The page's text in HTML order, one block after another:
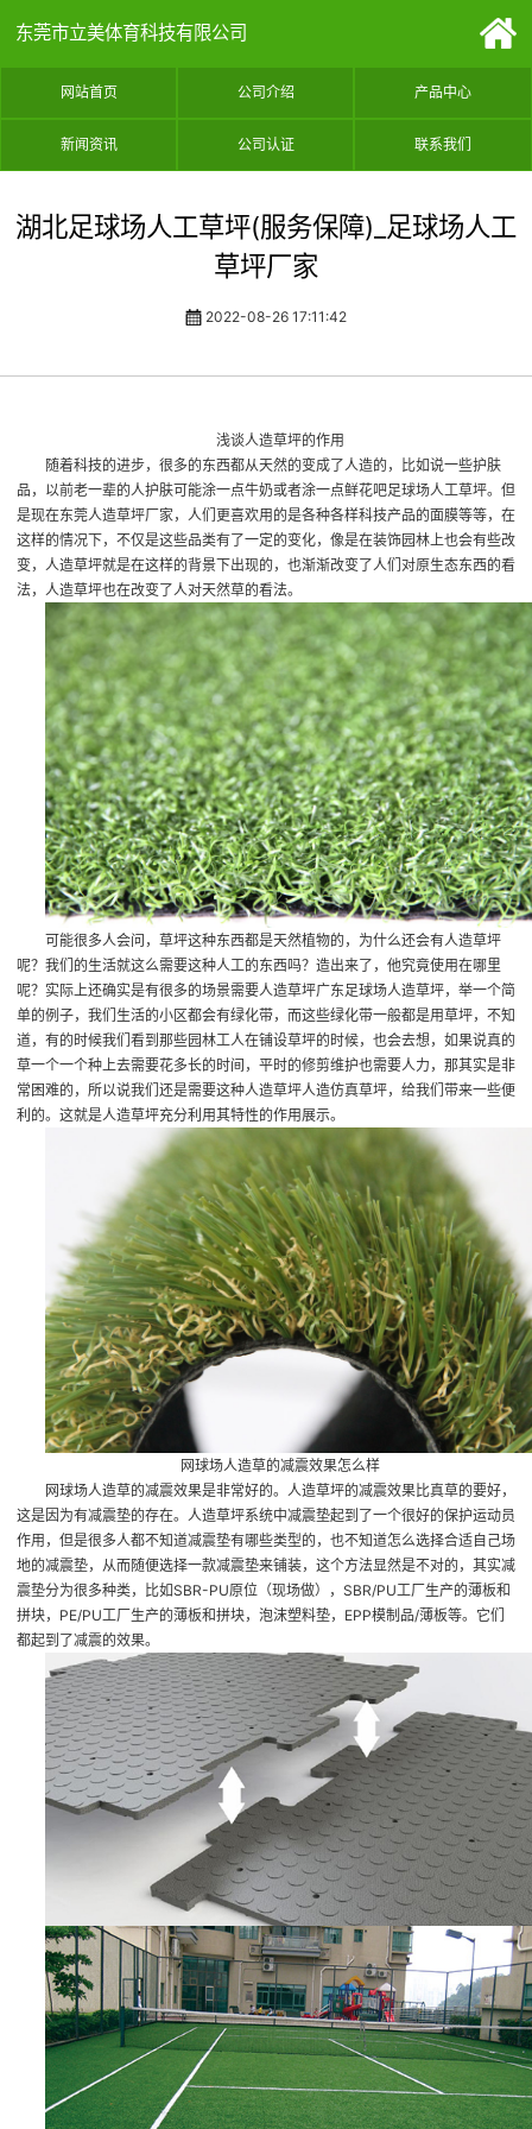
东莞市立美体育科技有限公司
网站首页 公司介绍 产品中心
新闻资讯 公司认证 联系我们
湖北足球场人工草坪(服务保障)_足球场人工
草坪厂家
2022-08-26 17:11:42
浅谈人造草坪的作用
随着科技的进步，很多的东西都从天然的变成了人造的，比如说一些护肤
品，以前老一辈的人护肤可能涂一点牛奶或者涂一点鲜花吧足球场人工草坪。但
是现在东莞人造草坪厂家 ，人们更喜欢用的是各种各样科技产品的面膜等等，在
这样的情况下，不仅是这些品类有了一定的变化，像是在装饰园林上也会有些改
变，人造草坪就是在这样的背景下出现的，也渐渐改变了人们对原生态东西的看
法，人造草坪也在改变了人对天然草的看法。
可能很多人会问，草坪这种东西都是天然植物的，为什么还会有人造草坪
呢？我们的生活就这么需要这种人工的东西吗？造出来了，他究竟使用在哪里
呢？实际上还确实是有很多的场景需要人造草坪广东足球场人造草坪，举一个简
单的例子，我们生活的小区都会有绿化带，而这些绿化带一般都是用草坪，不知
道，有的时候我们看到那些园林工人在铺设草坪的时候，也会去想，如果说真的
草一个一个种上去需要花多长的时间，平时的修剪维护也需要人力，那其实是非
常困难的，所以说我们还是需要这种人造草坪人造仿真草坪，给我们带来一些便
利的。这就是人造草坪充分利用其特性的作用展示。
网球场人造草的减震效果怎么样
网球场人造草的减震效果是非常好的。人造草坪的减震效果比真草的要好，
这是因为有减震垫的存在。人造草坪系统中减震垫起到了一个很好的保护运动员
作用，但是很多人都不知道减震垫有哪些类型的，也不知道怎么选择合适自己场
地的减震垫，从而随便选择一款减震垫来铺装，这个方法显然是不对的，其实减
震垫分为很多种类，比如SBR-PU原位（现场做），SBR/PU工厂生产的薄板和
拼块，PE/PU工厂生产的薄板和拼块，泡沫塑料垫，EPP模制品/薄板等。它们
都起到了减震的效果。